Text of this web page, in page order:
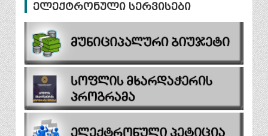
ელექტრონული სერვისები